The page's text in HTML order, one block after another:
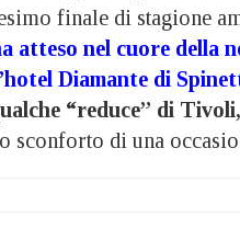
finale di stagione
atteso nel cuore della
Diamante di
“reduce” di Tivoli,
sconforto di una